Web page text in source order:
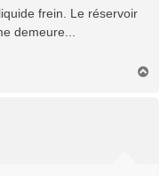
frein. Le réservoir
demeure...